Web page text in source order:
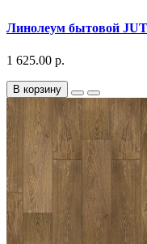
Линолеум бытовой
1 625.00 р.
В корзину